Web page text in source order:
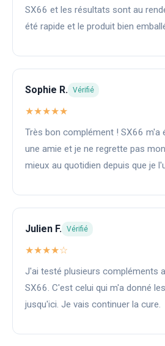
SX66 et les résultats sont au
été rapide et le produit bien
Sophie R. Vérifié
★★★★★
Très bon complément ! SX66 m'a
une amie et je ne regrette pas
mieux au quotidien depuis que je
Julien F. Vérifié
★★★★☆
J'ai testé plusieurs compléments
SX66. C'est celui qui m'a donné
jusqu'ici. Je vais continuer la cure.